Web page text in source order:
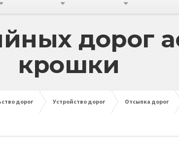
дорог
крошки
дорог Устройство дорог Отсыпка дорог